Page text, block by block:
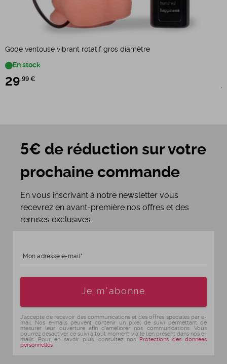
Gode ventouse vibrant rotatif gros diamètre
En stock
29,99 €
5€ de réduction sur votre
prochaine commande
En vous inscrivant à notre newsletter vous
recevrez en avant-première nos offres et des
remises exclusives.
Mon adresse e-mail
Je m'abonne
J'accepte de recevoir des communications et des offres spéciales par e-
mail. Nos e-mails peuvent contenir un pixel de suivi permettant de
mesurer leur ouverture afin d'améliorer nos communications. Vous
pourrez désactiver ce suivi à tout moment via le lien présent dans nos e-
mails. Pour en savoir plus, consultez nos Protections des données
personnelles